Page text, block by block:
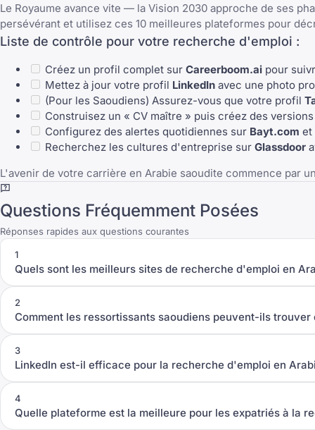
Le Royaume avance vite — la Vision 2030 approche de ses
persévérant et utilisez ces 10 meilleures plateformes pour
Liste de contrôle pour votre recherche d'emploi :
Créez un profil complet sur Careerboom.ai pour
Mettez à jour votre profil LinkedIn avec une photo
(Pour les Saoudiens) Assurez-vous que votre profil
Construisez un « CV maître » puis créez des
Configurez des alertes quotidiennes sur Bayt.com et
Recherchez les cultures d'entreprise sur Glassdoor
L'avenir de votre carrière en Arabie saoudite commence par
Questions Fréquemment Posées
Réponses rapides aux questions courantes
1
Quels sont les meilleurs sites de recherche d'emploi en
2
Comment les ressortissants saoudiens peuvent-ils
3
LinkedIn est-il efficace pour la recherche d'emploi en
4
Quelle plateforme est la meilleure pour les expatriés à la